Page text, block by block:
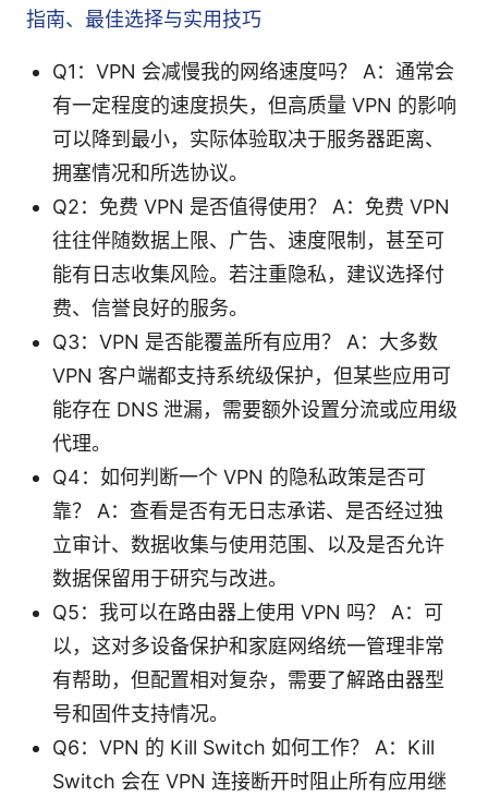
指南、最佳选择与实用技巧
Q1：VPN 会减慢我的网络速度吗？ A：通常会
有一定程度的速度损失，但高质量 VPN 的影响
可以降到最小，实际体验取决于服务器距离、
拥塞情况和所选协议。
Q2：免费 VPN 是否值得使用？ A：免费 VPN
往往伴随数据上限、广告、速度限制，甚至可
能有日志收集风险。若注重隐私，建议选择付
费、信誉良好的服务。
Q3：VPN 是否能覆盖所有应用？ A：大多数
VPN 客户端都支持系统级保护，但某些应用可
能存在 DNS 泄漏，需要额外设置分流或应用级
代理。
Q4：如何判断一个 VPN 的隐私政策是否可
靠？ A：查看是否有无日志承诺、是否经过独
立审计、数据收集与使用范围、以及是否允许
数据保留用于研究与改进。
Q5：我可以在路由器上使用 VPN 吗？ A：可
以，这对多设备保护和家庭网络统一管理非常
有帮助，但配置相对复杂，需要了解路由器型
号和固件支持情况。
Q6：VPN 的 Kill Switch 如何工作？ A：Kill
Switch 会在 VPN 连接断开时阻止所有应用继